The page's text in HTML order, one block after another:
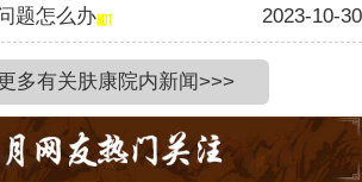
题怎么办 2023-10-30
多有关肤康院内新闻>>>